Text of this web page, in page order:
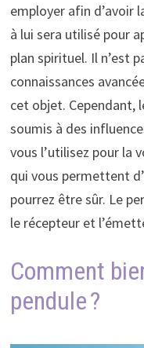
employer afin d’avoir
à lui sera utilisé pour
plan spirituel. Il n’est
connaissances
cet objet. Cependant,
soumis à des
vous l’utilisez pour la
qui vous permettent
pourrez être sûr. Le
le récepteur et
Comment
pendule ?